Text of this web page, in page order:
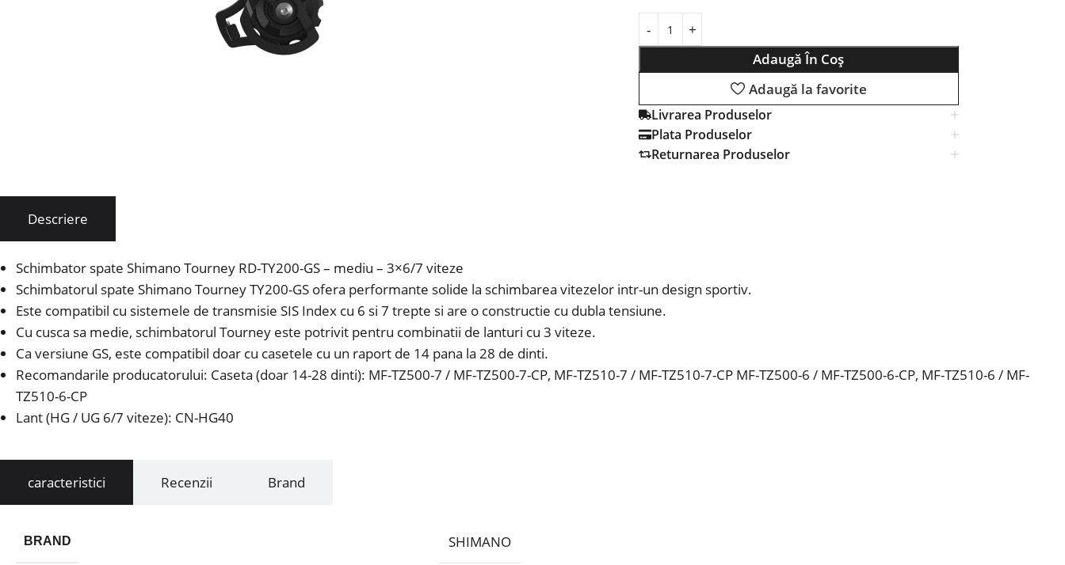
Adaugă În Coș
Adaugă la favorite
Livrarea Produselor
Plata Produselor
Returnarea Produselor
Descriere
Schimbator spate Shimano Tourney RD-TY200-GS – mediu – 3×6/7 viteze
Schimbatorul spate Shimano Tourney TY200-GS ofera performante solide la schimbarea vitezelor intr-un design sportiv.
Este compatibil cu sistemele de transmisie SIS Index cu 6 si 7 trepte si are o constructie cu dubla tensiune.
Cu cusca sa medie, schimbatorul Tourney este potrivit pentru combinatii de lanturi cu 3 viteze.
Ca versiune GS, este compatibil doar cu casetele cu un raport de 14 pana la 28 de dinti.
Recomandarile producatorului: Caseta (doar 14-28 dinti): MF-TZ500-7 / MF-TZ500-7-CP, MF-TZ510-7 / MF-TZ510-7-CP MF-TZ500-6 / MF-TZ500-6-CP, MF-TZ510-6 / MF-
TZ510-6-CP
Lant (HG / UG 6/7 viteze): CN-HG40
caracteristici Recenzii Brand
BRAND SHIMANO